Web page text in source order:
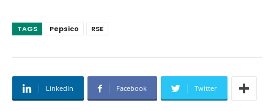
TAGS Pepsico RSE
Linkedin Facebook Twitter